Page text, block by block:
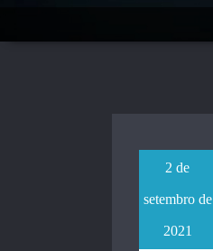
2 de
setembro de
2021